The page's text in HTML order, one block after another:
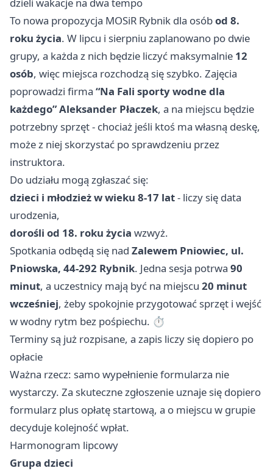
dzieli wakacje na dwa tempo
To nowa propozycja MOSiR Rybnik dla osóbod 8.
roku życia. W lipcu i sierpniu zaplanowano po dwie
grupy, a każda z nich będzie liczyć maksymalnie 12
osób, więc miejsca rozchodzą się szybko. Zajęcia
poprowadzi firma “Na Fali sporty wodne dla
każdego” Aleksander Płaczek, a na miejscu będzie
potrzebny sprzęt - chociaż jeśli ktoś ma własną deskę,
może z niej skorzystać po sprawdzeniu przez
instruktora.
Do udziału mogą zgłaszać się:
dzieci i młodzież w wieku 8-17 lat- liczy się data
urodzenia,
dorośli od 18. roku życia wzwyż.
Spotkania odbędą się nad Zalewem Pniowiec, ul.
Pniowska, 44-292 Rybnik. Jedna sesja potrwa 90
minut, a uczestnicy mają być na miejscu 20 minut
wcześniej, żeby spokojnie przygotować sprzęt i wejść
w wodny rytm bez pośpiechu. ⏱️
Terminy są już rozpisane, a zapis liczy się dopiero po
opłacie
Ważna rzecz: samo wypełnienie formularza nie
wystarczy. Za skuteczne zgłoszenie uznaje się dopiero
formularz plus opłatę startową, a o miejscu w grupie
decyduje kolejność wpłat.
Harmonogram lipcowy
Grupa dzieci